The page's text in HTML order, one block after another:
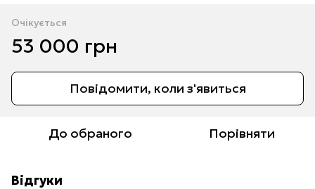
Очікується
53 000 грн
Повідомити, коли з'явиться
До обраного Порівняти
Відгуки